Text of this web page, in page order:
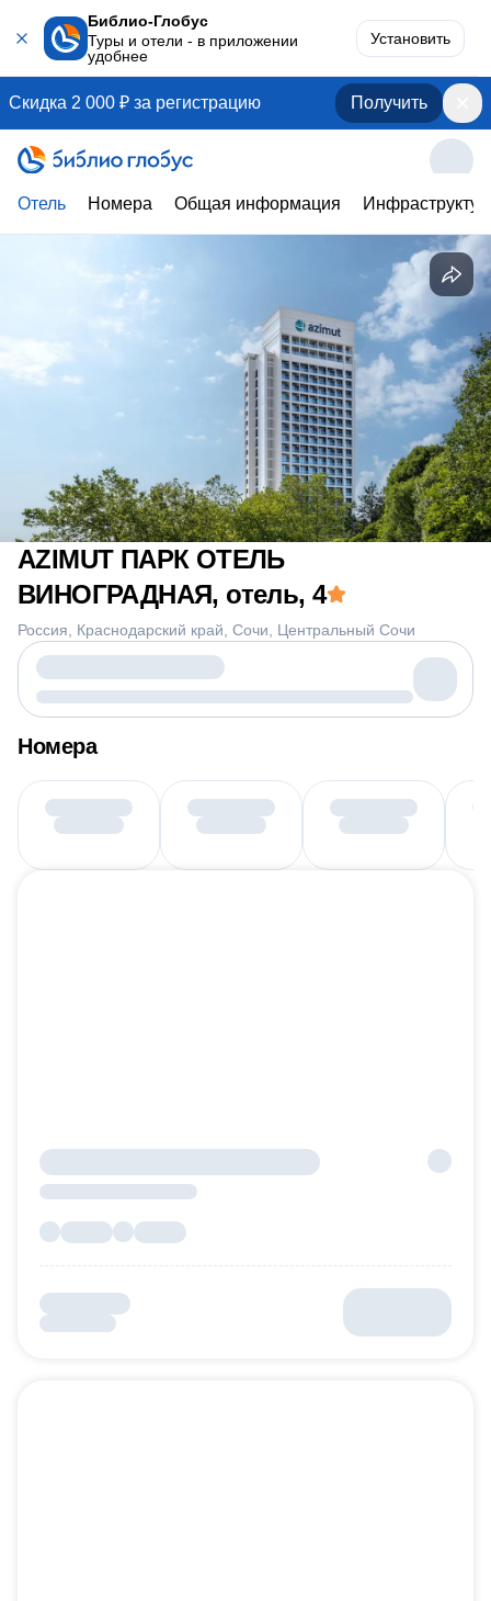
Библио-Глобус
Туры и отели - в приложении
удобнее
Установить
Скидка 2 000 ₽ за регистрацию Получить
Отель Номера Общая информация
AZIMUT ПАРК ОТЕЛЬ
ВИНОГРАДНАЯ, отель, 4
Россия Краснодарский край Сочи Центральный Сочи
Номера